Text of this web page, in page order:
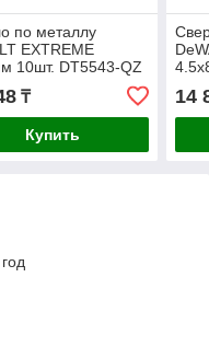
по металлу
EXTREME
10шт. DT5543-QZ
₸
Купить
14